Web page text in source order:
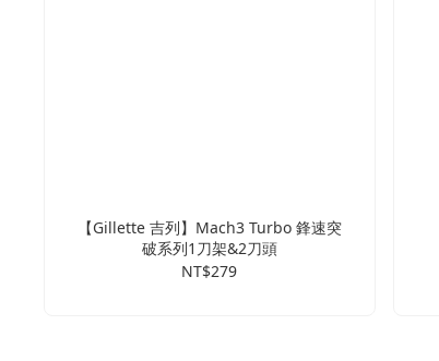
【Gillette 吉列】Mach3 Turbo 鋒速突
破系列1刀架&2刀頭
NT$279